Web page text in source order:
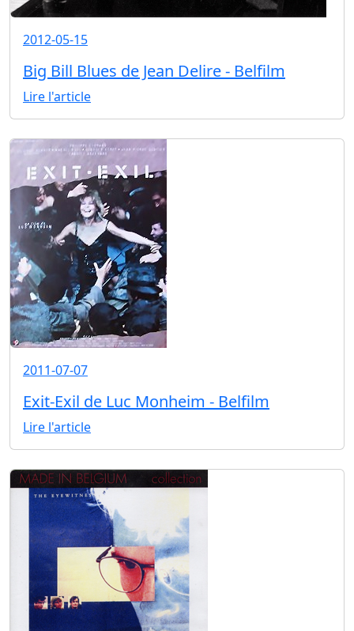
2012-05-15
Big Bill Blues de Jean Delire - Belfilm
Lire l'article
2011-07-07
Exit-Exil de Luc Monheim - Belfilm
Lire l'article